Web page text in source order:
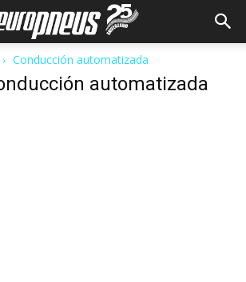
Conducción automatizada
automatizada